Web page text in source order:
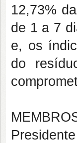
12,73%
de 1 a 7
e, os
do